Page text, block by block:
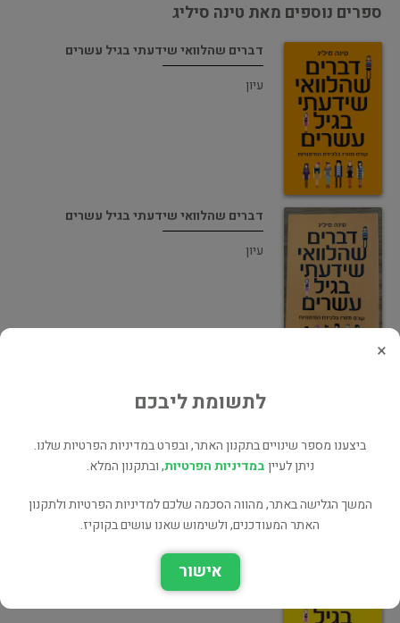
ספרים נוספים מאת טינה סיליג
דברים שהלוואי שידעתי בגיל עשרים
עיון
דברים שהלוואי שידעתי בגיל עשרים
עיון
דברים שהלוואי שידעתי בגיל עשרים
תעשייה וניהול
×
לתשומת ליבכם
ביצענו מספר שינויים בתקנון האתר, ובפרט במדיניות הפרטיות שלנו.
ניתן לעייןבמדיניות הפרטיות, ובתקנון המלא.
המשך הגלישה באתר, מהווה הסכמה שלכם למדיניות הפרטיות ולתקנון
האתר המעודכנים, ולשימוש שאנו עושים בקוקיז.
אישור